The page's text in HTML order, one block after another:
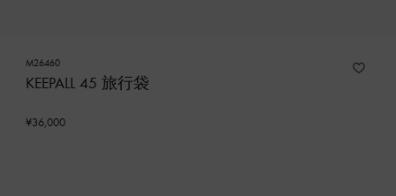
M26460
KEEPALL 45 旅行袋
¥36,000